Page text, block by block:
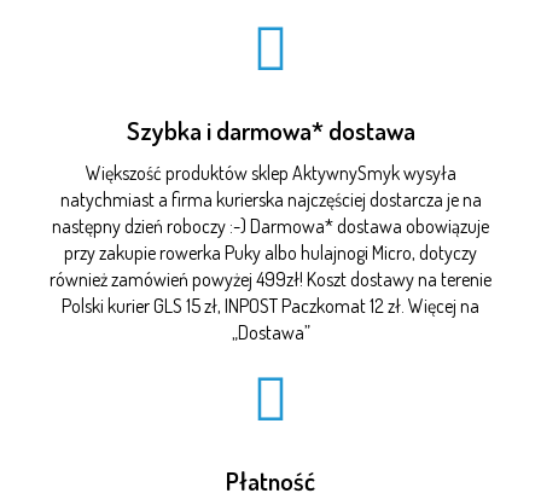
Szybka i darmowa* dostawa
Większość produktów sklep AktywnySmyk wysyła
natychmiast a firma kurierska najczęściej dostarcza je na
następny dzień roboczy :-) Darmowa* dostawa obowiązuje
przy zakupie rowerka Puky albo hulajnogi Micro, dotyczy
również zamówień powyżej 499zł! Koszt dostawy na terenie
Polski kurier GLS 15 zł, INPOST Paczkomat 12 zł. Więcej na
„Dostawa”
Płatność